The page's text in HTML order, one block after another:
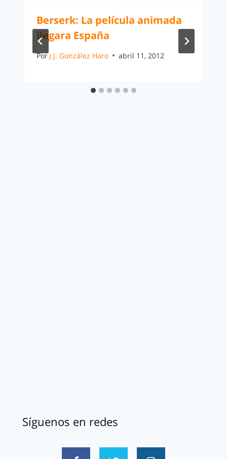
Berserk: La película animada
llegara España
Por J.J. González Haro abril 11, 2012
Síguenos en redes